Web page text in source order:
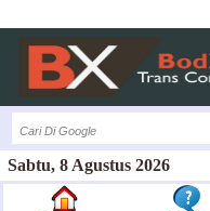
Sabtu, 8 Agustus 2026